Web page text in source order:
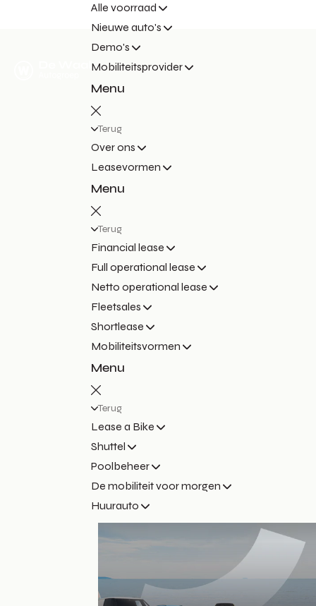
Alle voorraad
Nieuwe auto's
Demo's
Mobiliteitsprovider
Menu
Terug
Over ons
Leasevormen
Menu
Terug
Financial lease
Full operational lease
Netto operational lease
Fleetsales
Shortlease
Mobiliteitsvormen
Menu
Terug
Lease a Bike
Shuttel
Poolbeheer
De mobiliteit voor morgen
Huurauto